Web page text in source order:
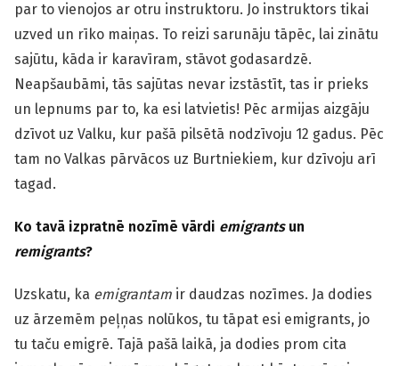
par to vienojos ar otru instruktoru. Jo instruktors tikai
uzved un rīko maiņas. To reizi sarunāju tāpēc, lai zinātu
sajūtu, kāda ir karavīram, stāvot godasardzē.
Neapšaubāmi, tās sajūtas nevar izstāstīt, tas ir prieks
un lepnums par to, ka esi latvietis! Pēc armijas aizgāju
dzīvot uz Valku, kur pašā pilsētā nodzīvoju 12 gadus. Pēc
tam no Valkas pārvācos uz Burtniekiem, kur dzīvoju arī
tagad.
Ko tavā izpratnē nozīmē vārdi emigrantsun
remigrants?
Uzskatu, ka emigrantam ir daudzas nozīmes. Ja dodies
uz ārzemēm peļņas nolūkos, tu tāpat esi emigrants, jo
tu taču emigrē. Tajā pašā laikā, ja dodies prom cita